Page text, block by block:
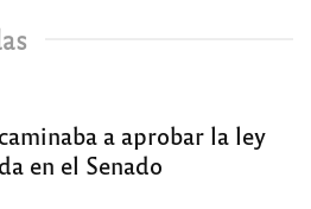
a aprobar la ley
en el Senado